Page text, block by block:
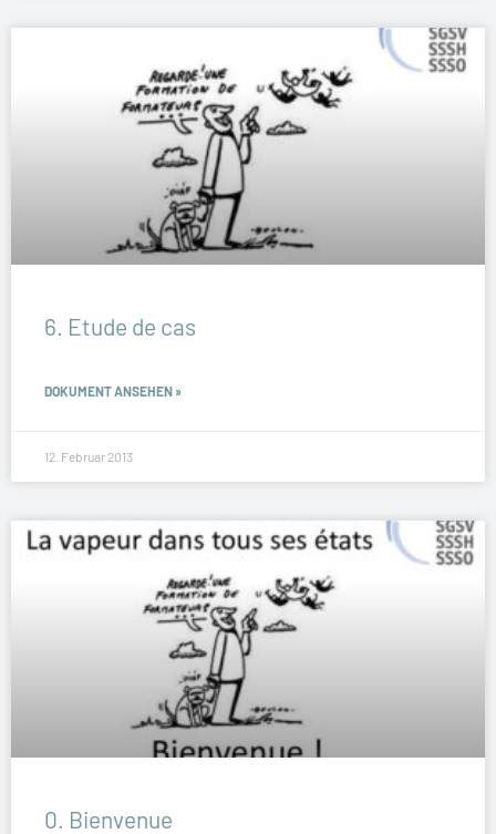
6. Etude de cas
DOKUMENT ANSEHEN »
12. Februar 2013
0. Bienvenue